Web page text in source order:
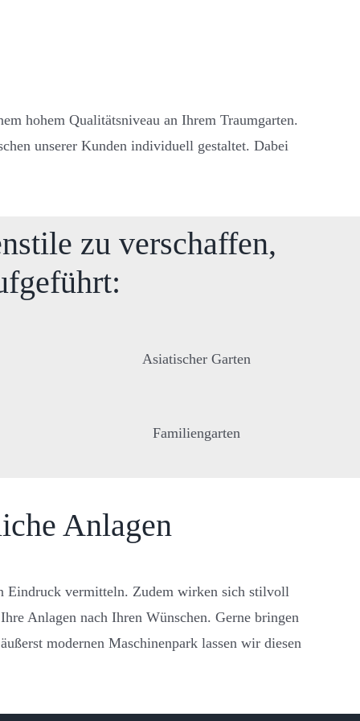
hohem Qualitätsniveau an Ihrem Traumgarten.
unserer Kunden individuell gestaltet. Dabei
zu verschaffen,
Asiatischer Garten
Familiengarten
Anlagen
Eindruck vermitteln. Zudem wirken sich stilvoll
Anlagen nach Ihren Wünschen. Gerne bringen
modernen Maschinenpark lassen wir diesen